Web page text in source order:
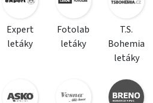
Expert
letáky
Fotolab
letáky
T.S.
Bohemia
letáky